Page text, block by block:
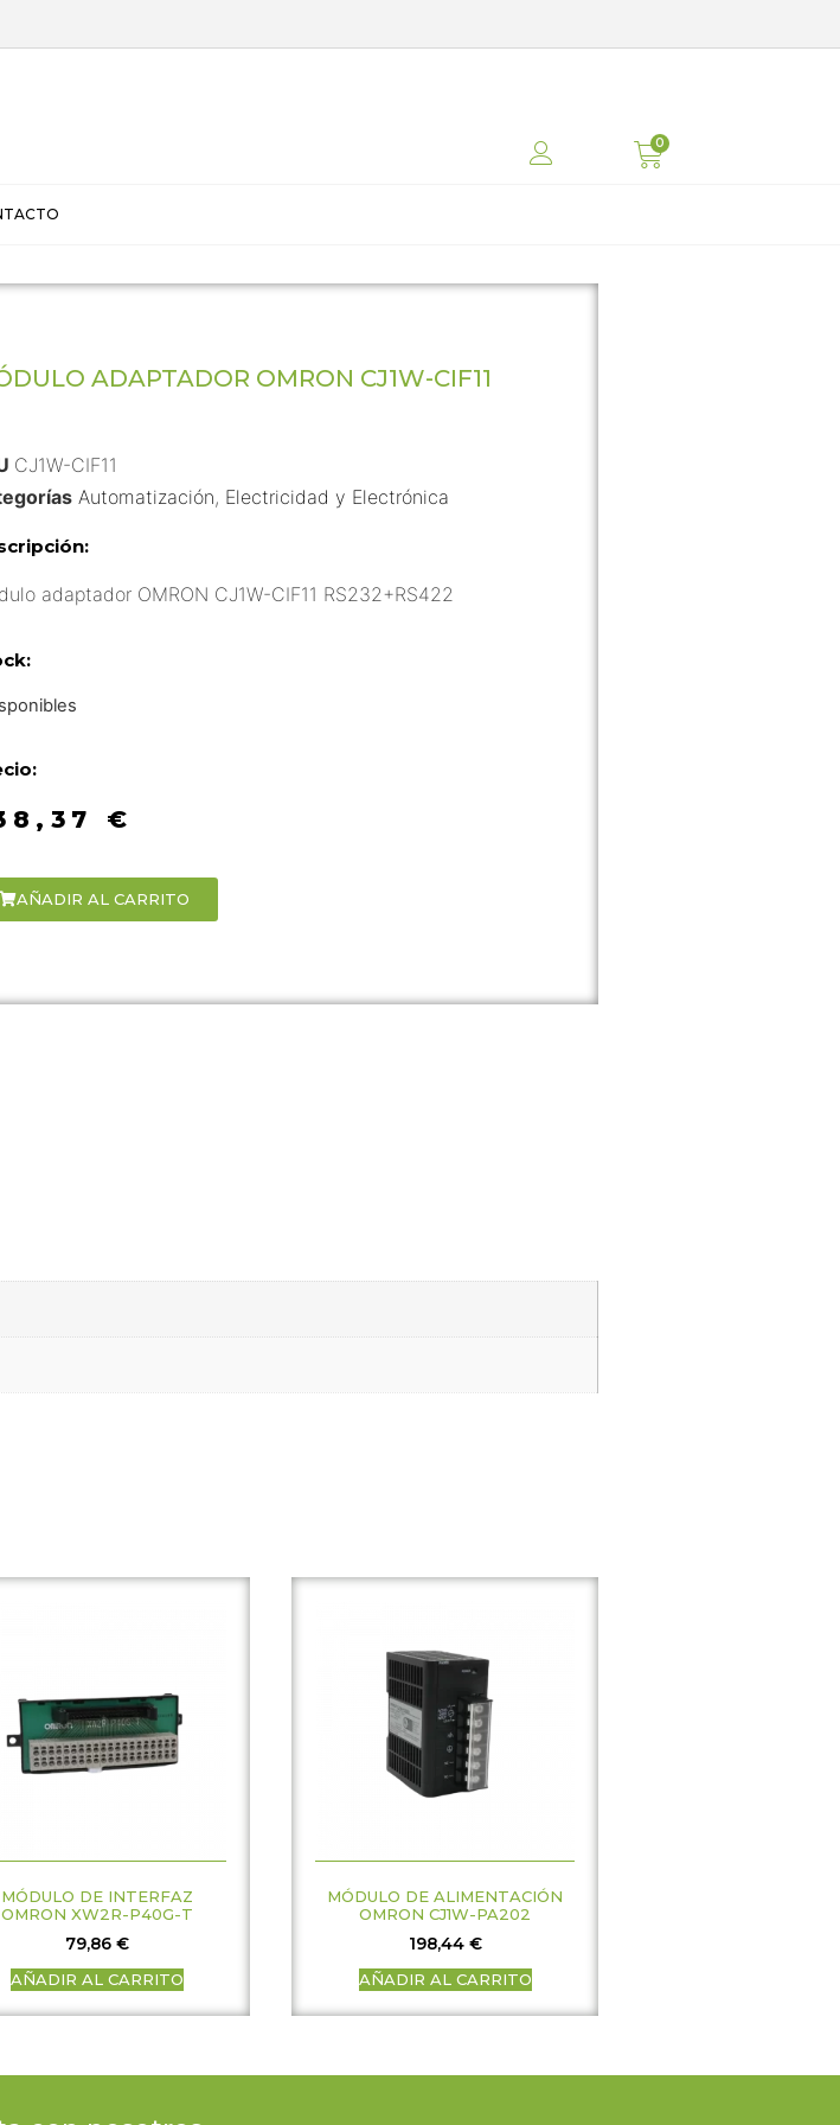
ADAPTADOR OMRON CJ1W-CIF11
CJ1W-CIF11
Automatización, Electricidad y Electrónica
adaptador OMRON CJ1W-CIF11 RS232+RS422
€
AÑADIR AL CARRITO
MÓDULO DE INTERFAZ
OMRON XW2R-P40G-T
79,86 €
AÑADIR AL CARRITO
MÓDULO DE ALIMENTACIÓN
OMRON CJ1W-PA202
198,44 €
AÑADIR AL CARRITO